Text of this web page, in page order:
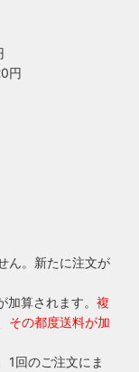
円
ん。新たに注文が
算されます。 複
その都度送料が加
1回のご注文にま